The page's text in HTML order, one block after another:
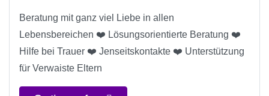
Beratung mit ganz viel Liebe in allen
Lebensbereichen ❤️ Lösungsorientierte Beratung ❤️
Hilfe bei Trauer ❤️ Jenseitskontakte ❤️ Unterstützung
für Verwaiste Eltern